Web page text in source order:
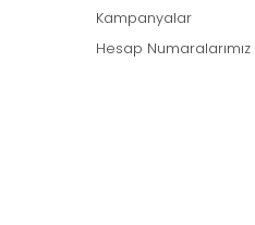
Kampanyalar
Hesap Numaralarımız